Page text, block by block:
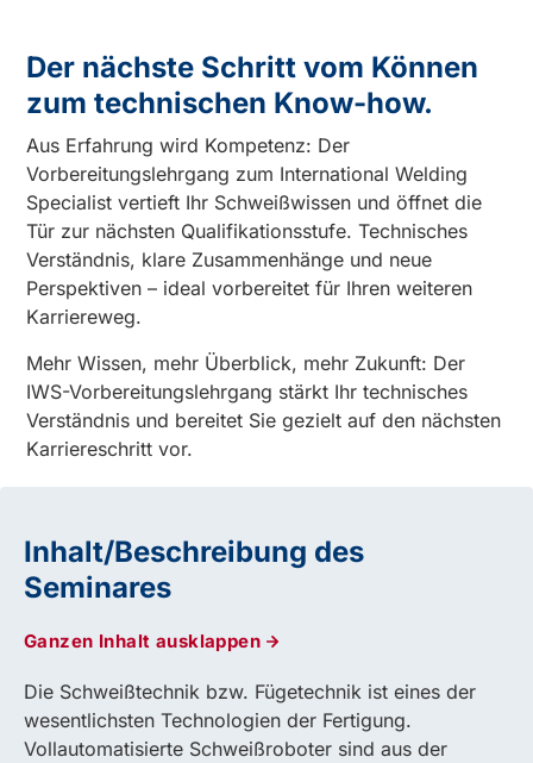
Der nächste Schritt vom Können
zum technischen Know-how.
Aus Erfahrung wird Kompetenz: Der
Vorbereitungslehrgang zum International Welding
Specialist vertieft Ihr Schweißwissen und öffnet die
Tür zur nächsten Qualifikationsstufe. Technisches
Verständnis, klare Zusammenhänge und neue
Perspektiven – ideal vorbereitet für Ihren weiteren
Karriereweg.
Mehr Wissen, mehr Überblick, mehr Zukunft: Der
IWS-Vorbereitungslehrgang stärkt Ihr technisches
Verständnis und bereitet Sie gezielt auf den nächsten
Karriereschritt vor.
Inhalt/Beschreibung des
Seminares
Ganzen Inhalt ausklappen
Die Schweißtechnik bzw. Fügetechnik ist eines der
wesentlichsten Technologien der Fertigung.
Vollautomatisierte Schweißroboter sind aus der